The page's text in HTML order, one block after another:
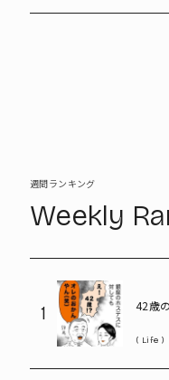
週間ランキング
Weekly
1
42歳
Life